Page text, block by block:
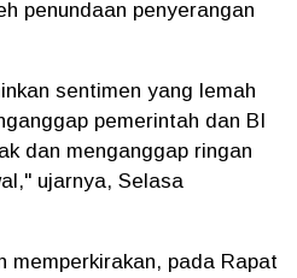
penundaan penyerangan
sentimen yang lemah
pemerintah dan BI
dan menganggap ringan
ujarnya, Selasa
memperkirakan, pada Rapat